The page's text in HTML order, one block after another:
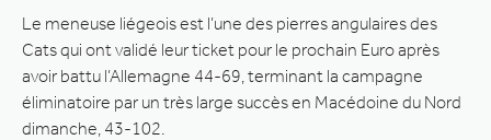
Le meneuse liégeois est l’une des pierres angulaires des
Cats qui ont validé leur ticket pour le prochain Euro après
avoir battu l’Allemagne 44-69, terminant la campagne
éliminatoire par un très large succès en Macédoine du Nord
dimanche, 43-102.